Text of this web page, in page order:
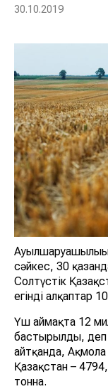
30.10.2019
сәйкес, 30
Солтүстік
егінді алқаптар
Үш аймақта 12
бастырылды, деп
айтқанда,
Қазақстан –
тонна.